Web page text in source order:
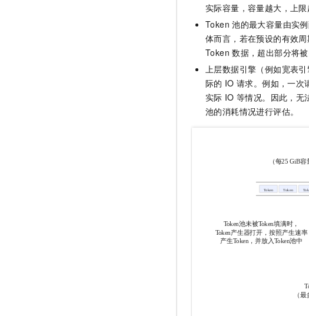
实际容量，容量越大，上限
Token 池的最大容量由实
体而言，若在预设的有效
Token 数据，超出部分将被
上层数据引擎（例如宽表
际的 IO 请求。例如，一次
实际 IO 等情况。因此，无
池的消耗情况进行评估。